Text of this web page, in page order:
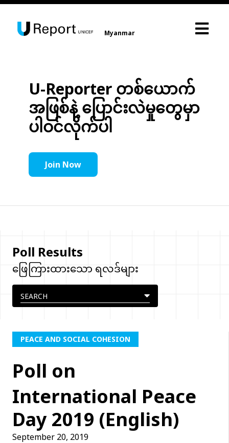
Myanmar
U-Reporter တစ်ယောက်
အဖြစ်နဲ့ ပြောင်းလဲမှုတွေမှာ
ပါဝင်လိုက်ပါ
Join Now
Poll Results
ဖြေကြားထားသော ရလဒ်များ
PEACE AND SOCIAL COHESION
Poll on
International Peace
Day 2019 (English)
September 20, 2019